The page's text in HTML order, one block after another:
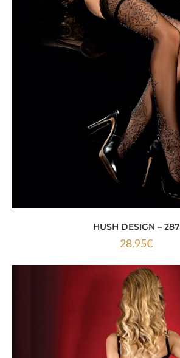
HUSH DESIGN – 287
28.95€